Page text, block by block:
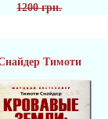
1200 грн.
Тимоти